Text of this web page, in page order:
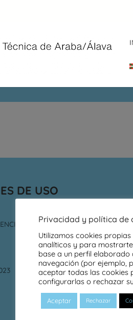
DE USO
POLÍTICA DE PRIVACIDAD
Privacidad y política de
Utilizamos cookies
analíticos y para
base a un perfil
navegación (por ejemplo,
aceptar todas las cookies
configurarlas o rechazar
Aceptar Rechazar